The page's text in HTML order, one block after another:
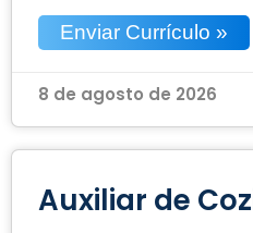
Enviar Currículo »
8 de agosto de 2026
Auxiliar de